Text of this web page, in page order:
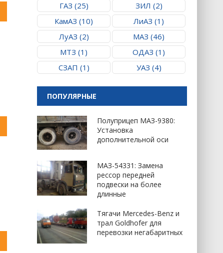
ГАЗ (25)
ЗИЛ (2)
КамАЗ (10)
ЛиАЗ (1)
ЛуАЗ (2)
МАЗ (46)
МТЗ (1)
ОДАЗ (1)
СЗАП (1)
УАЗ (4)
ПОПУЛЯРНЫЕ
Полуприцеп МАЗ-9380:
Установка
дополнительной оси
МАЗ-54331: Замена
рессор передней
подвески на более
длинные
Тягачи Mercedes-Benz и
трал Goldhofer для
перевозки негабаритных